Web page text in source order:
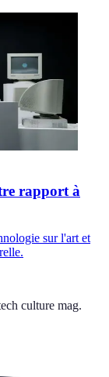
rapport à
sur l'art et
culture mag.